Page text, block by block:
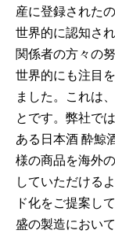
産に登録された
世界的に認知さ
関係者の方々の
世界的にも注目
ました。これは
とです。弊社で
ある日本酒 酔鯨
様の商品を海外
していただける
ド化をご提案し
盛の製造におい